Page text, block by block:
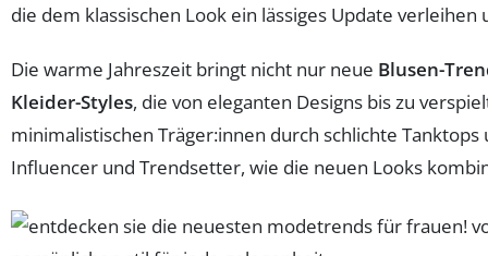
die dem klassischen Look ein lässiges Update
Die warme Jahreszeit bringt nicht nur neue Blusen-
Kleider-Styles, die von eleganten Designs bis zu
minimalistischen Träger:innen durch schlichte
Influencer und Trendsetter, wie die neuen Looks